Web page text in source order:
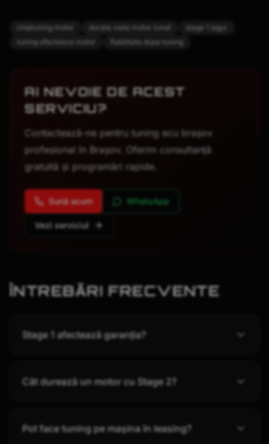
chiptuning motor durata viata motor tunat
stage 1 sigur
tuning afecteaza motor
fiabilitate dupa tuning
AI NEVOIE DE ACEST
SERVICIU?
Contactează-ne pentru tuning ecu brașov
profesional în Brașov. Oferim consultanță
gratuită și programări rapide.
Sună acum WhatsApp
Vezi serviciul
ÎNTREBĂRI FRECVENTE
Stage 1 afectează garanția?
Cât durează un motor cu Stage 2?
Pot face tuning pe mașina în leasing?